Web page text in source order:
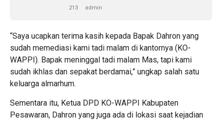
213 admin
“Saya ucapkan terima kasih kepada Bapak Dahron yang
sudah memediasi kami tadi malam di kantornya (KO-
WAPPI). Bapak meninggal tadi malam Mas, tapi kami
sudah ikhlas dan sepakat berdamai,” ungkap salah satu
keluarga almarhum.
Sementara itu, Ketua DPD KO-WAPPI Kabupaten
Pesawaran, Dahron yang juga ada di lokasi saat kejadian